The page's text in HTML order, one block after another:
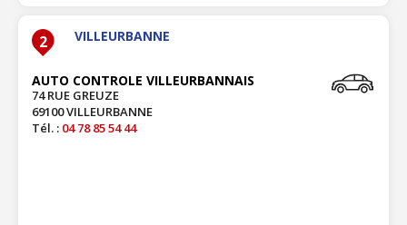
2 VILLEURBANNE
AUTO CONTROLE VILLEURBANNAIS
74 RUE GREUZE
69100 VILLEURBANNE
Tél. : 04 78 85 54 44